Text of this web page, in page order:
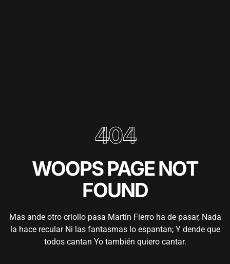
404
WOOPS PAGE NOT
FOUND
Mas ande otro criollo pasa Martín Fierro ha de pasar, Nada
la hace recular Ni las fantasmas lo espantan; Y dende que
todos cantan Yo también quiero cantar.